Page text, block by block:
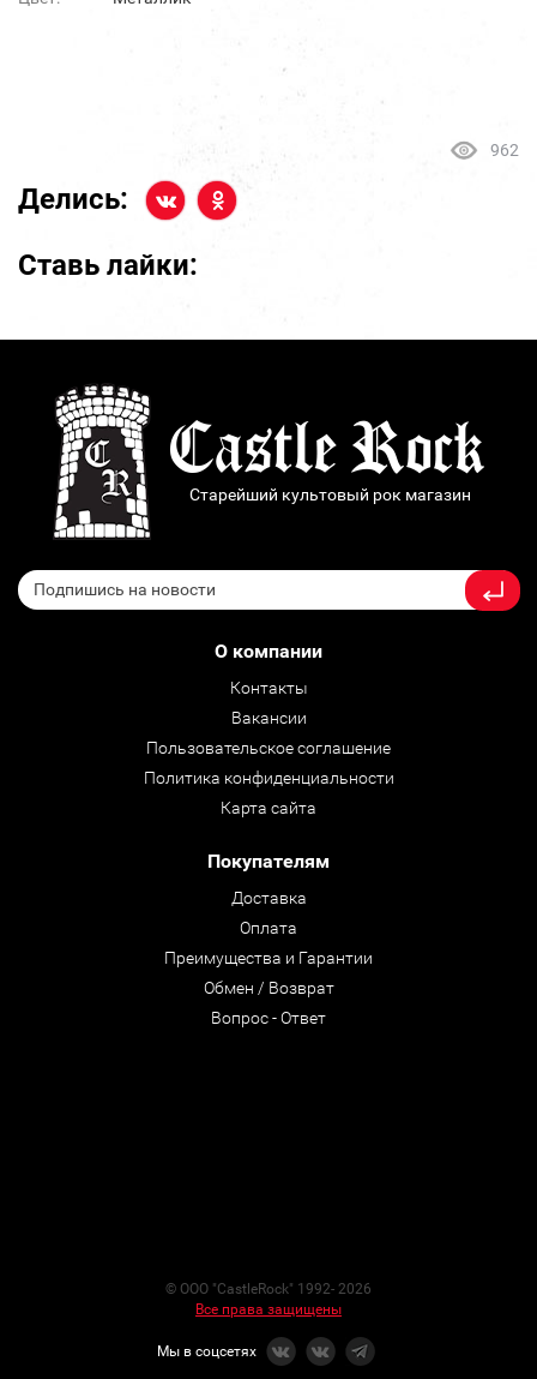
962
Делись:
Ставь лайки:
Старейший культовый рок магазин
О компании
Контакты
Вакансии
Пользовательское соглашение
Политика конфиденциальности
Карта сайта
Покупателям
Доставка
Оплата
Преимущества и Гарантии
Обмен / Возврат
Вопрос - Ответ
© ООО "CastleRock" 1992- 2026
Все права защищены
Мы в соцсетях